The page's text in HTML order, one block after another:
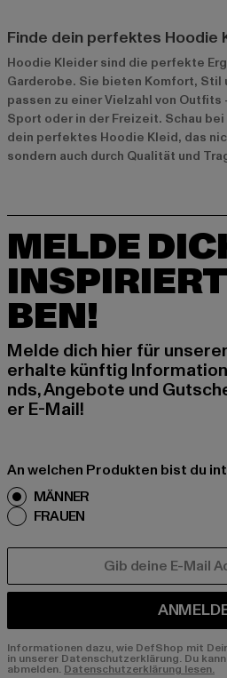
Finde dein perfektes Hoodie
Hoodie Kleider sind die perfekte
Garderobe. Sie bieten Komfort,
passen zu einer Vielzahl von Outfits
Sport oder in der Freizeit. Schau
dein perfektes Hoodie Kleid, das
sondern auch durch Qualität und
MELDE
BEN!
Melde dich hier für
erhalte künftig
nds, Angebote und
er E-Mail!
An welchen Produkten bist du
MÄNNER
FRAUEN
Informationen dazu, wie DefShop mit
in unserer Datenschutzerklärung. Du
abmelden. Datenschutzerklärung lesen.